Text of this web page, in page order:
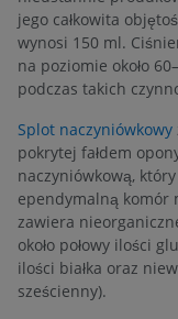
jego całkowita
wynosi 150 ml.
na poziomie około
podczas takich
Splot naczyniówkowy
pokrytej fałdem
naczyniówkową,
ependymalną komór
zawiera
około połowy ilości
ilości białka oraz
sześcienny).